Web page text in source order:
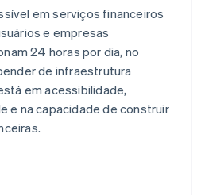
em serviços financeiros
e empresas
24 horas por dia, no
de infraestrutura
em acessibilidade,
e na capacidade de construir